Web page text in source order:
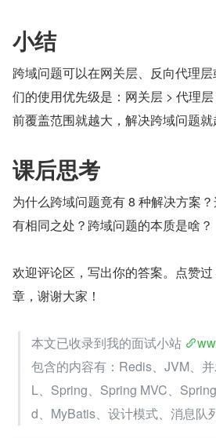
小结
跨域问题可以在网关层、反向代理
们的使用优先级是：网关层 > 代理
前覆盖范围就越大，解决跨域问题就
课后思考
为什么跨域问题竟有 8 种解决方案
有相同之处？跨域问题的本质是啥？
欢迎评论区，写出你的答案。点赞
章，谢谢大家！
本文已收录到我的面试小站
包含的内容有：Redis、JVM、
L、Spring、Spring MVC、
d、MyBatis、设计模式、消息队